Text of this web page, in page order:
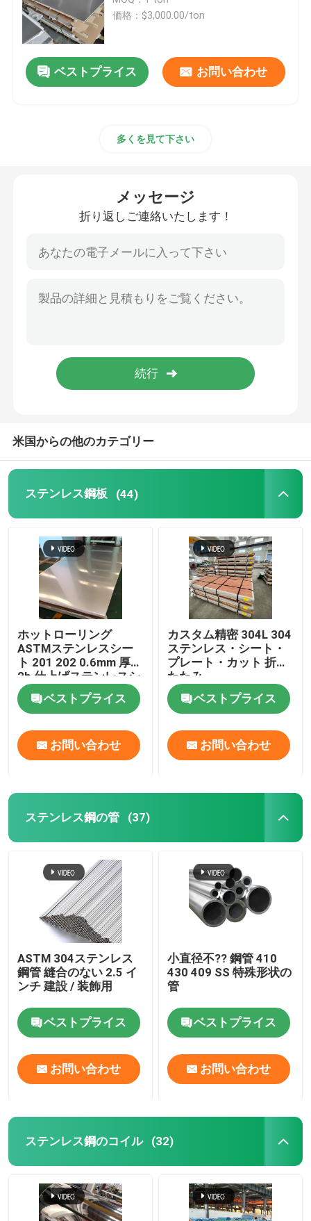
ステンレス鋼板
ステンレス鋼の管
ステンレス鋼のプロフィール
ニッケル合金
Hastelloyの合金
Inconelの合金
チタン合金
アルミニウム コイル
アルミニウム円形の棒
アルミニウム円形の管
アルミ ホイルのコイル
銅の丸棒
固い銅線
銅のストリップのコイル
価格：$3,000.00/ton
ベストプライス お問い合わせ
多くを見て下さい
メッセージ
折り返しご連絡いたします！
米国からの他のカテゴリー
ステンレス鋼板 (44)
ホットローリング
ASTMステンレスシー
ト 201 202 0.6mm 厚さ
2b 仕上げステンレスシ
ート
ベストプライス
お問い合わせ
カスタム精密 304L 304
ステンレス・シート・
プレート・カット 折り
たたみ
ベストプライス
お問い合わせ
ステンレス鋼の管 (37)
ASTM 304ステンレス
鋼管 縫合のない 2.5 イ
ンチ 建設 / 装飾用
ベストプライス
お問い合わせ
小直径不?? 鋼管 410
430 409 SS 特殊形状の
管
ベストプライス
お問い合わせ
ステンレス鋼のコイル (32)